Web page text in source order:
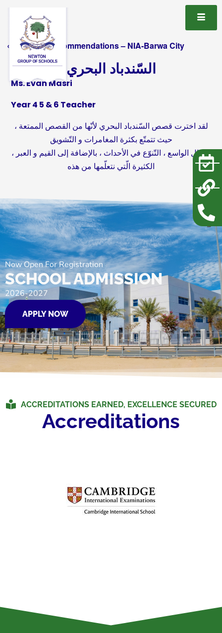
« All Book Recommendations – NIA-Barwa City
السّندباد البحري
Ms. Evan Masri
Year 4 5 & 6 Teacher
لقد اخترت قصص السّندباد البحري لأنّها من القصص الممتعة ،
حيث تتمتّع بكثرة المغامرات و التّشويق
، الخيال الواسع ، التّنوّع في الأحداث ، بالإضافة إلى القيم و العبر
الكثيرة الّتي نتعلّمها من هذه
Now Open For Registration
SCHOOL ADMISSION
2026-2027
APPLY NOW
ACCREDITATIONS EARNED, EXCELLENCE SECURED
Accreditations